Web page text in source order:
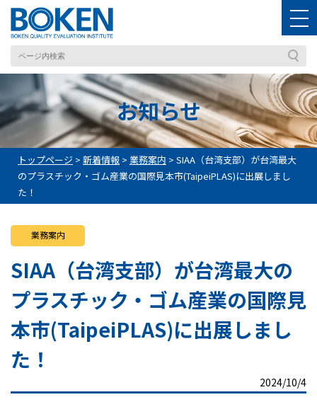
お知らせ
トップページ > 新着情報 > 業務案内 > SIAA（台湾支部）が台湾最大
のプラスチック・ゴム産業の国際見本市(TaipeiPLAS)に出展しまし
た！
業務案内
SIAA（台湾支部）が台湾最大の
プラスチック・ゴム産業の国際見
本市(TaipeiPLAS)に出展しまし
た！
2024/10/4